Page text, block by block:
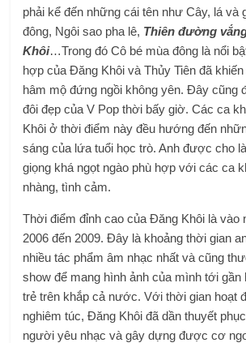
phải kể đến những cái tên như Cây, lá và
đông, Ngôi sao pha lê, Thiên đường
Khôi…Trong đó Cô bé mùa đông là nổi
hợp của Đăng Khôi và Thủy Tiên đã
hâm mộ đứng ngồi không yên. Đây cũng
đôi đẹp của V Pop thời bấy giờ. Các ca
Khôi ở thời điểm này đều hướng đến
sáng của lứa tuổi học trò. Anh được cho
giọng khá ngọt ngào phù hợp với các ca
nhàng, tình cảm.
Thời điểm đỉnh cao của Đăng Khôi là vào
2006 đến 2009. Đây là khoảng thời gian
nhiều tác phẩm âm nhạc nhất và cũng
show để mang hình ảnh của mình tới
trẻ trên khắp cả nước. Với thời gian hoạt
nghiêm túc, Đăng Khôi đã dần thuyết
người yêu nhạc và gây dựng được cơ